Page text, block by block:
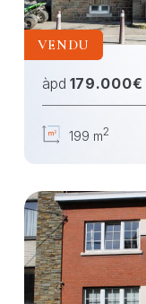
VENDU
àpd 179.000€
199 m2